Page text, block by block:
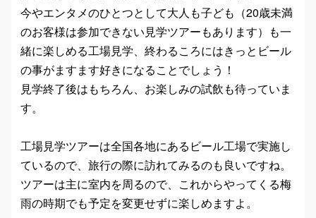
今やエンタメのひとつとして大人も子ども（20歳未満
のお客様は参加できない見学ツアーもあります）も一
緒に楽しめる工場見学、終わるころにはきっとビール
の事がますます好きになることでしょう！
見学終了後はもちろん、お楽しみの試飲も待っていま
す。
工場見学ツアーは全国各地にあるビール工場で実施し
ているので、旅行の際に訪れてみるのも良いですね。
ツアーは主に室内を周るので、これからやってくる梅
雨の時期でも予定を変更せずに楽しめますよ。